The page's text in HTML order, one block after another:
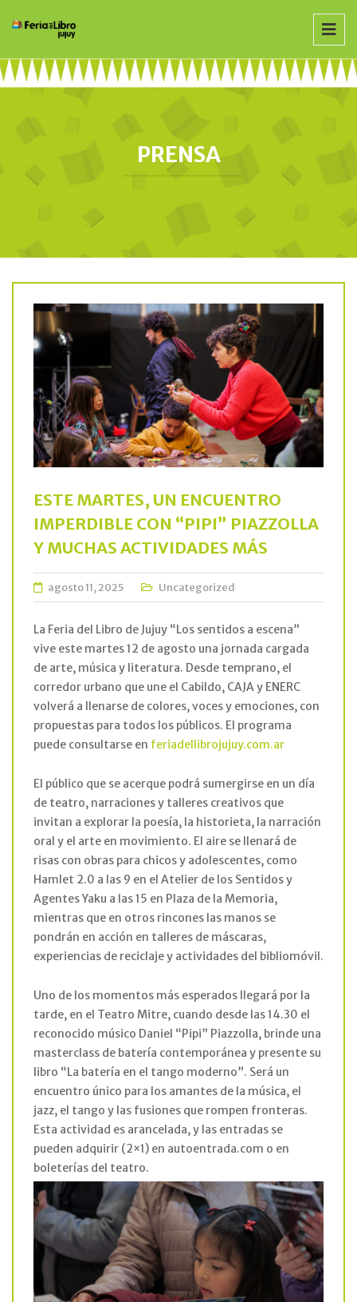
PRENSA
ESTE MARTES, UN ENCUENTRO
IMPERDIBLE CON “PIPI” PIAZZOLLA
Y MUCHAS ACTIVIDADES MÁS
agosto 11, 2025 Uncategorized
La Feria del Libro de Jujuy “Los sentidos a escena”
vive este martes 12 de agosto una jornada cargada
de arte, música y literatura. Desde temprano, el
corredor urbano que une el Cabildo, CAJA y ENERC
volverá a llenarse de colores, voces y emociones, con
propuestas para todos los públicos. El programa
puede consultarse en feriadellibrojujuy.com.ar
El público que se acerque podrá sumergirse en un día
de teatro, narraciones y talleres creativos que
invitan a explorar la poesía, la historieta, la narración
oral y el arte en movimiento. El aire se llenará de
risas con obras para chicos y adolescentes, como
Hamlet 2.0 a las 9 en el Atelier de los Sentidos y
Agentes Yaku a las 15 en Plaza de la Memoria,
mientras que en otros rincones las manos se
pondrán en acción en talleres de máscaras,
experiencias de reciclaje y actividades del bibliomóvil.
Uno de los momentos más esperados llegará por la
tarde, en el Teatro Mitre, cuando desde las 14.30 el
reconocido músico Daniel “Pipi” Piazzolla, brinde una
masterclass de batería contemporánea y presente su
libro “La batería en el tango moderno”. Será un
encuentro único para los amantes de la música, el
jazz, el tango y las fusiones que rompen fronteras.
Esta actividad es arancelada, y las entradas se
pueden adquirir (2×1) en autoentrada.com o en
boleterías del teatro.